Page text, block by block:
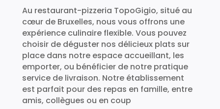
Au restaurant-pizzeria TopoGigio, situé au
cœur de Bruxelles, nous vous offrons une
expérience culinaire flexible. Vous pouvez
choisir de déguster nos délicieux plats sur
place dans notre espace accueillant, les
emporter, ou bénéficier de notre pratique
service de livraison. Notre établissement
est parfait pour des repas en famille, entre
amis, collègues ou en coup